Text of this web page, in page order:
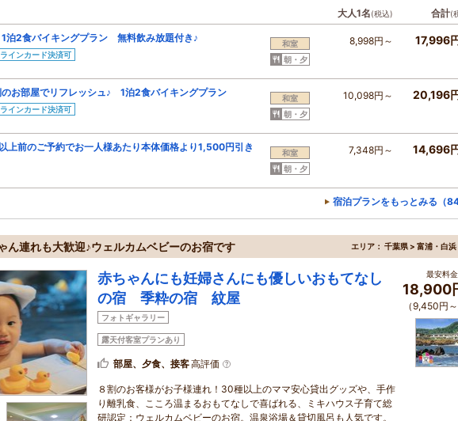
大人1名(税込) 合計(
1泊2食バイキングプラン 無料飲み放題付き♪
インカード決済可
和室
朝・夕
8,998円～ 17,996
お部屋でリフレッシュ♪ 1泊2食バイキングプラン
インカード決済可
和室
朝・夕
10,098円～ 20,196
上前のご予約でお一人様あたり本体価格より1,500円引き
和室
朝・夕
7,348円～ 14,696
宿泊プランをもっとみる（84
ん連れも大歓迎♪ウェルカムベビーのお宿です エリア： 千葉県 > 富浦・白
赤ちゃんにも妊婦さんにも優しいおもてなし
の宿 季粋の宿 紋屋
フォトギャラリー
露天付客室プランあり
部屋、夕食、接客高評価
８割のお客様がお子様連れ！30種以上のママ安心貸出グッズや、手作
り離乳食、こころ温まるおもてなしで喜ばれる、ミキハウス子育て総
研認定：ウェルカムベビーのお宿。温泉浴場＆貸切風呂も人気です。
最安料
18,900
（9,450円～